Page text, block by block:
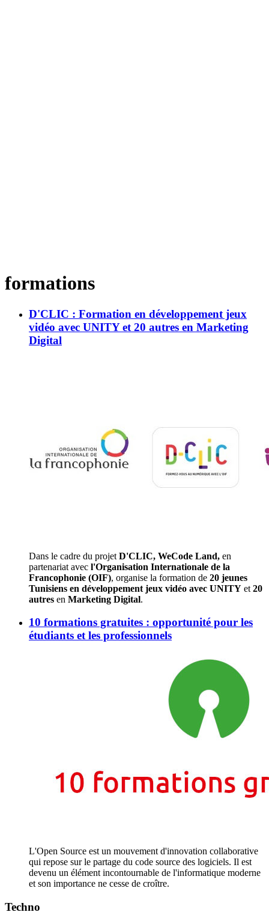
formations
D'CLIC : Formation en développement jeux
vidéo avec UNITY et 20 autres en Marketing
Digital
Dans le cadre du projet D'CLIC, WeCode Land, en
partenariat avec l'Organisation Internationale de la
Francophonie (OIF), organise la formation de 20 jeunes
Tunisiens en développement jeux vidéo avec UNITY et 20
autres en Marketing Digital.
10 formations gratuites : opportunité pour les
étudiants et les professionnels
L'Open Source est un mouvement d'innovation collaborative
qui repose sur le partage du code source des logiciels. Il est
devenu un élément incontournable de l'informatique moderne
et son importance ne cesse de croître.
Techno